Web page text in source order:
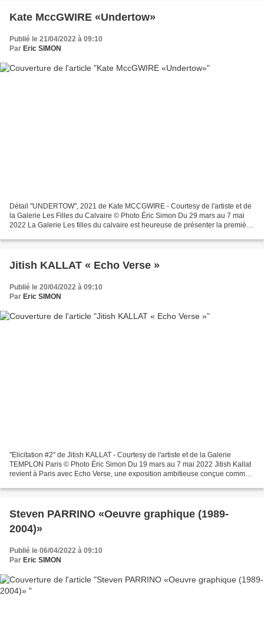
Kate MccGWIRE «Undertow»
Publié le 21/04/2022 à 09:10
Par Eric SIMON
Détail "UNDERTOW", 2021 de Kate MCCGWIRE - Courtesy de l'artiste et de
la Galerie Les Filles du Calvaire © Photo Éric Simon Du 29 mars au 7 mai
2022 La Galerie Les filles du calvaire est heureuse de présenter la première
Jitish KALLAT « Echo Verse »
Publié le 20/04/2022 à 09:10
Par Eric SIMON
"Elicitation #2" de Jitish KALLAT - Courtesy de l'artiste et de la Galerie
TEMPLON Paris © Photo Éric Simon Du 19 mars au 7 mai 2022 Jitish Kallat
revient à Paris avec Echo Verse, une exposition ambitieuse conçue comme
Steven PARRINO «Oeuvre graphique (1989-
2004)»
Publié le 06/04/2022 à 09:10
Par Eric SIMON